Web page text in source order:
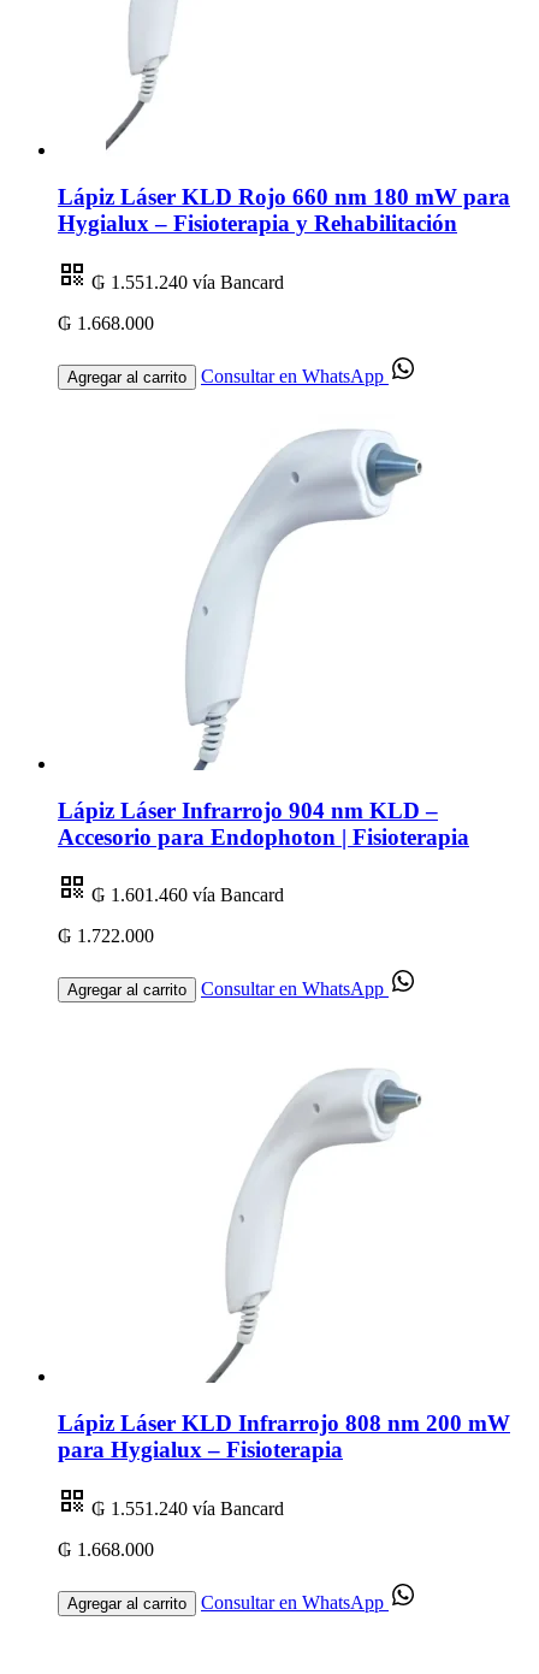
Lápiz Láser KLD Rojo 660 nm 180 mW para
Hygialux – Fisioterapia y Rehabilitación
₲ 1.551.240 vía Bancard
₲ 1.668.000
Agregar al carrito Consultar en WhatsApp
Lápiz Láser Infrarrojo 904 nm KLD –
Accesorio para Endophoton | Fisioterapia
₲ 1.601.460 vía Bancard
₲ 1.722.000
Agregar al carrito Consultar en WhatsApp
Lápiz Láser KLD Infrarrojo 808 nm 200 mW
para Hygialux – Fisioterapia
₲ 1.551.240 vía Bancard
₲ 1.668.000
Agregar al carrito Consultar en WhatsApp